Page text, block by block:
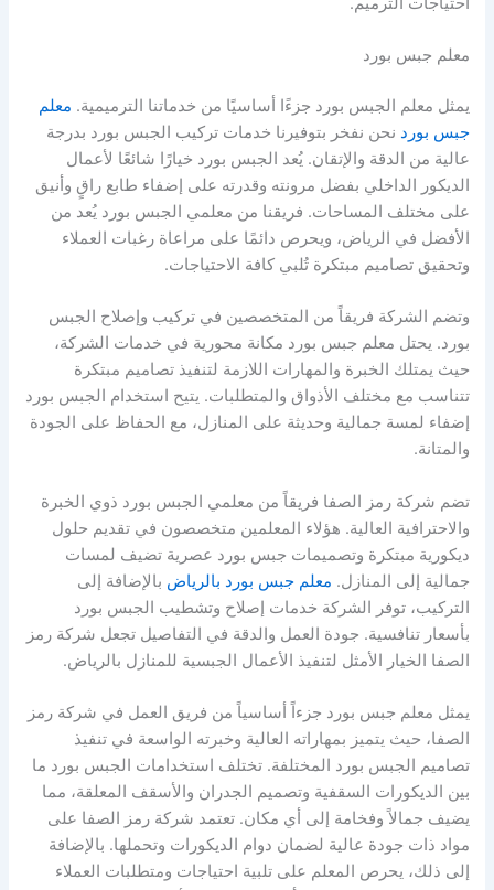
معلم جبس بورد
يمثل معلم الجبس بورد جزءًا أساسيًا من خدماتنا الترميمية. معلم
جبس بورد نحن نفخر بتوفيرنا خدمات تركيب الجبس بورد بدرجة
عالية من الدقة والإتقان. يُعد الجبس بورد خيارًا شائعًا لأعمال
الديكور الداخلي بفضل مرونته وقدرته على إضفاء طابع راقٍ وأنيق
على مختلف المساحات. فريقنا من معلمي الجبس بورد يُعد من
الأفضل في الرياض، ويحرص دائمًا على مراعاة رغبات العملاء
وتحقيق تصاميم مبتكرة تُلبي كافة الاحتياجات.
وتضم الشركة فريقاً من المتخصصين في تركيب وإصلاح الجبس
بورد. يحتل معلم جبس بورد مكانة محورية في خدمات الشركة،
حيث يمتلك الخبرة والمهارات اللازمة لتنفيذ تصاميم مبتكرة
تتناسب مع مختلف الأذواق والمتطلبات. يتيح استخدام الجبس بورد
إضفاء لمسة جمالية وحديثة على المنازل، مع الحفاظ على الجودة
والمتانة.
تضم شركة رمز الصفا فريقاً من معلمي الجبس بورد ذوي الخبرة
والاحترافية العالية. هؤلاء المعلمين متخصصون في تقديم حلول
ديكورية مبتكرة وتصميمات جبس بورد عصرية تضيف لمسات
جمالية إلى المنازل. معلم جبس بورد بالرياض بالإضافة إلى
التركيب، توفر الشركة خدمات إصلاح وتشطيب الجبس بورد
بأسعار تنافسية. جودة العمل والدقة في التفاصيل تجعل شركة رمز
الصفا الخيار الأمثل لتنفيذ الأعمال الجبسية للمنازل بالرياض.
يمثل معلم جبس بورد جزءاً أساسياً من فريق العمل في شركة رمز
الصفا، حيث يتميز بمهاراته العالية وخبرته الواسعة في تنفيذ
تصاميم الجبس بورد المختلفة. تختلف استخدامات الجبس بورد ما
بين الديكورات السقفية وتصميم الجدران والأسقف المعلقة، مما
يضيف جمالاً وفخامة إلى أي مكان. تعتمد شركة رمز الصفا على
مواد ذات جودة عالية لضمان دوام الديكورات وتحملها. بالإضافة
إلى ذلك، يحرص المعلم على تلبية احتياجات ومتطلبات العملاء